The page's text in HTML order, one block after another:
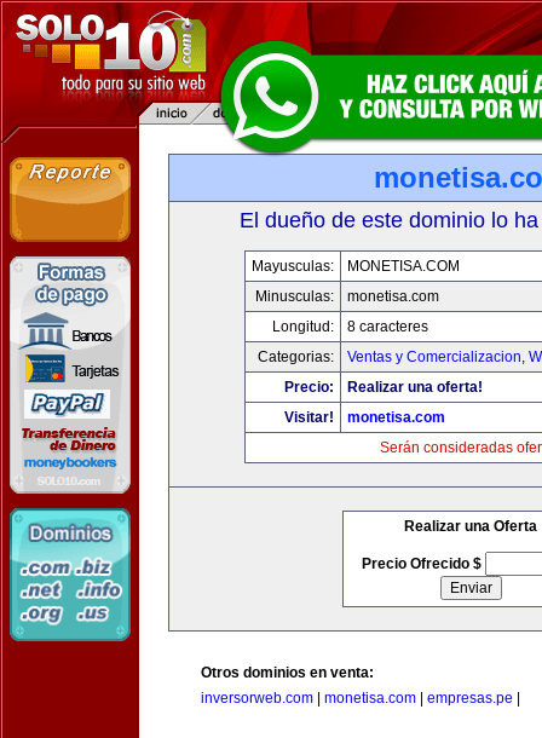
El dueño de este dominio lo
Mayusculas:
MONETISA.COM
Minusculas:
monetisa.com
Longitud:
8 caracteres
Categorias:
Ventas y Comercializacion,
Precio:
Realizar una oferta!
Visitar!
monetisa.com
Serán consideradas
Realizar una Oferta
Precio Ofrecido $
Otros dominios en venta:
inversorweb.com
monetisa.com empresas.pe